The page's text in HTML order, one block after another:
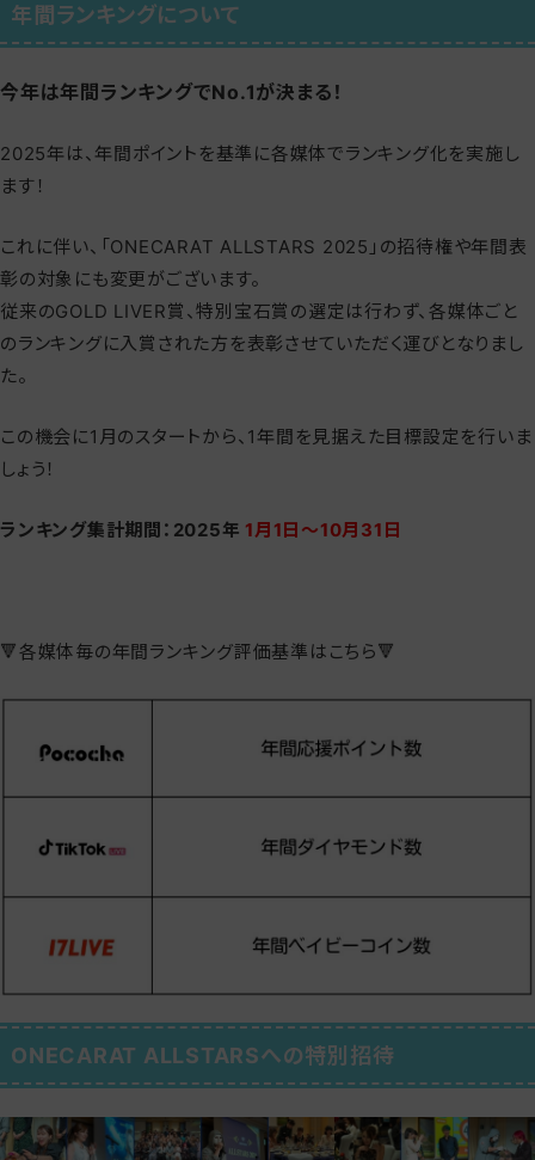
年間ランキングについて
今年は年間ランキングでNo.1が決まる！
2025年は、年間ポイントを基準に各媒体でランキング化を実施し
ます！
これに伴い、「ONECARAT ALLSTARS 2025」の招待権や年間表
彰の対象にも変更がございます。
従来のGOLD LIVER賞、特別宝石賞の選定は行わず、各媒体ごと
のランキングに入賞された方を表彰させていただく運びとなりまし
た。
この機会に1月のスタートから、1年間を見据えた目標設定を行いま
しょう！
ランキング集計期間：2025年 1月1日〜10月31日
🔻各媒体毎の年間ランキング評価基準はこちら🔻
ONECARAT ALLSTARSへの特別招待